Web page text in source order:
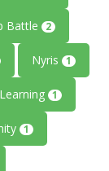
Battle 2
Nyris 1
1
1